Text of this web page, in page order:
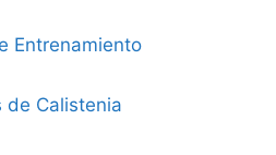
Entrenamiento
de Calistenia